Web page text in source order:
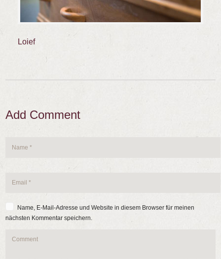
Loief
Add Comment
Name, E-Mail-Adresse und Website in diesem Browser für meinen
nächsten Kommentar speichern.